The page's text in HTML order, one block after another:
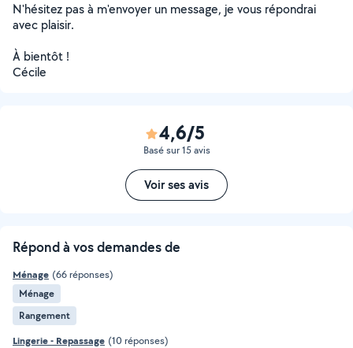
N'hésitez pas à m'envoyer un message, je vous répondrai
avec plaisir.
À bientôt !
Cécile
4,6/5
Basé sur 15 avis
Voir ses avis
Répond à vos demandes de
Ménage (66 réponses)
Ménage
Rangement
Lingerie - Repassage (10 réponses)